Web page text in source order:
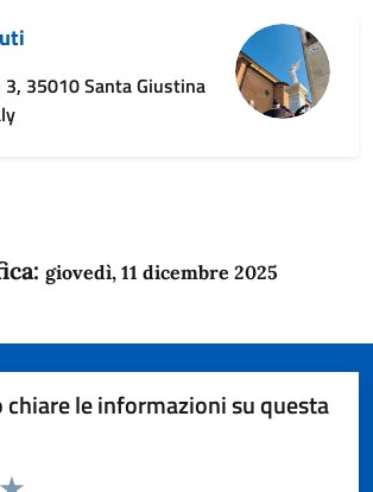
35010 Santa Giustina
giovedì, 11 dicembre 2025
chiare le informazioni su questa
la pagina